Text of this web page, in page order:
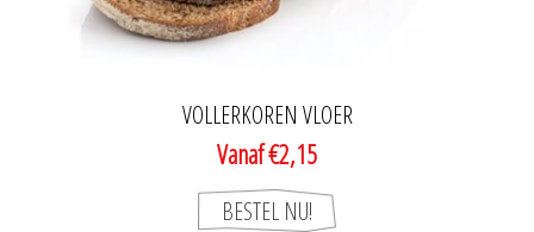
VOLLERKOREN VLOER
Vanaf €2,15